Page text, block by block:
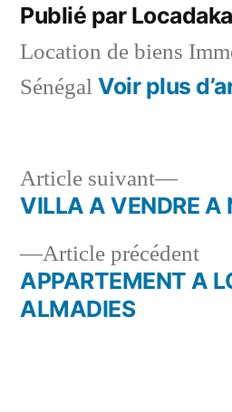
Publié par
Location de biens
Sénégal Voir plus
Navigation
de
l’article
Article précédent
APPARTEMENT A
ALMADIES
Article suivant
Article
VILLA A VENDRE A